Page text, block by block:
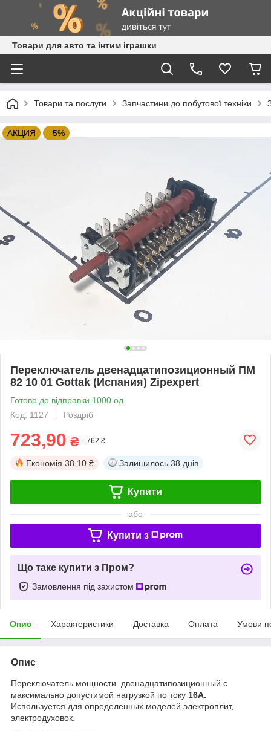
Товари для авто та інтим іграшки
Товари та послуги Запчастини до побутової техніки
АКЦИЯ –5%
Переключатель двенадцатипозиционный ПМ
82 10 01 Gottak (Испания) Zipexpert
Готово до відправки 1000 од.
Код: 1127
Роздріб
723,90 ₴ 762 ₴
Економія 38.10 ₴ Залишилось 38 днів
Купити
або
Купити з
Що таке купити з Пром?
Замовлення під захистом
Опис Характеристики Доставка Оплата Умови
Опис
Переключатель мощности двенадцатипозиционный с
максимально допустимой нагрузкой по току 16А.
Используется для определенных моделей электроплит,
электродуховок.